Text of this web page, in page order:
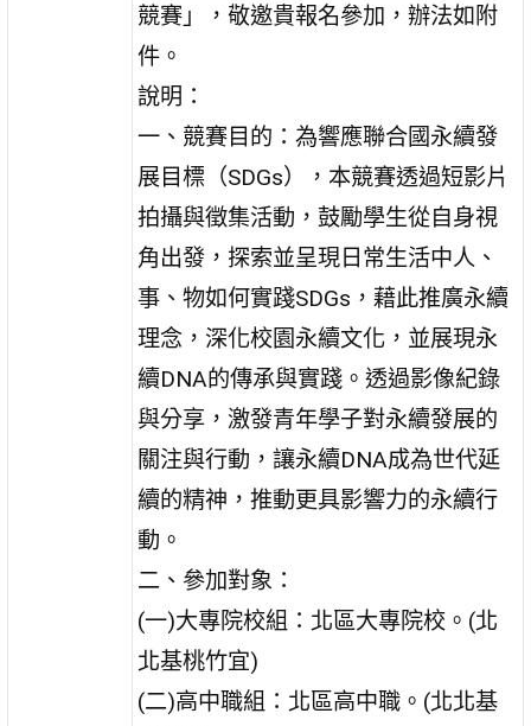
競賽」，敬邀貴報名參加，辦法如附
件。
說明：
一、競賽目的：為響應聯合國永續發
展目標（SDGs），本競賽透過短影片
拍攝與徵集活動，鼓勵學生從自身視
角出發，探索並呈現日常生活中人、
事、物如何實踐SDGs，藉此推廣永續
理念，深化校園永續文化，並展現永
續DNA的傳承與實踐。透過影像紀錄
與分享，激發青年學子對永續發展的
關注與行動，讓永續DNA成為世代延
續的精神，推動更具影響力的永續行
動。
二、參加對象：
(一)大專院校組：北區大專院校。(北
北基桃竹宜)
(二)高中職組：北區高中職。(北北基